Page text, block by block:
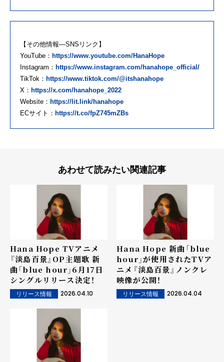
【その他情報―SNSリンク】
YouTube： https://www.youtube.com/HanaHope
Instagram： https://www.instagram.com/hanahope_official/
TikTok： https://www.tiktok.com/@itshanahope
X： https://x.com/hanahope_2022
Website： https://lit.link/hanahope
ECサイト： https://t.co/fpZ745mZBs
あわせて読みたい関連記事
Hana Hope TVアニメ
『淡島百景』OP主題歌 新
曲「blue hour」6月17日
シングルリリース決定！
リリース情報 2026.04.10
Hana Hope 新曲「blue
hour」が使用されたTVア
ニメ『淡島百景』ノンクレ
映像が公開！
リリース情報 2026.04.04